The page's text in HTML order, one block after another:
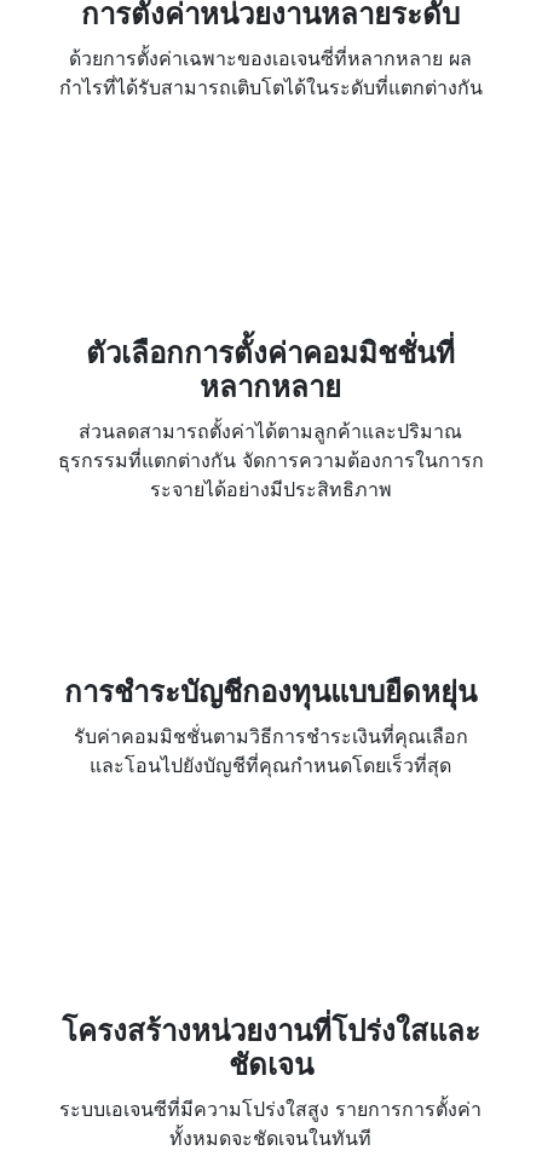
การตั้งค่าหน่วยงานหลายระดับ
ด้วยการตั้งค่าเฉพาะของเอเจนซี่ที่หลากหลาย ผล
กำไรที่ได้รับสามารถเติบโตได้ในระดับที่แตกต่างกัน
ตัวเลือกการตั้งค่าคอมมิชชั่นที่
หลากหลาย
ส่วนลดสามารถตั้งค่าได้ตามลูกค้าและปริมาณ
ธุรกรรมที่แตกต่างกัน จัดการความต้องการในการก
ระจายได้อย่างมีประสิทธิภาพ
การชำระบัญชีกองทุนแบบยืดหยุ่น
รับค่าคอมมิชชั่นตามวิธีการชำระเงินที่คุณเลือก
และโอนไปยังบัญชีที่คุณกำหนดโดยเร็วที่สุด
โครงสร้างหน่วยงานที่โปร่งใสและ
ชัดเจน
ระบบเอเจนซีที่มีความโปร่งใสสูง รายการการตั้งค่า
ทั้งหมดจะชัดเจนในทันที